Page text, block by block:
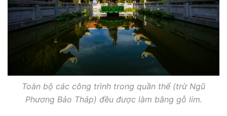
Toàn bộ các công trình trong quần thể (trừ Ngũ
Phương Bảo Tháp) đều được làm bằng gỗ lim.